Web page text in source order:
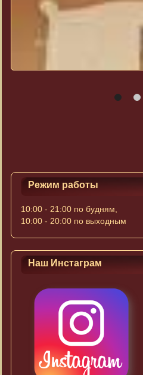
Режим работы
10:00 - 21:00 по будням,
10:00 - 20:00 по выходным
Наш Инстаграм